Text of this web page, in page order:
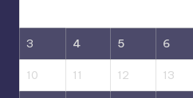
3 4 5 6
10 11 12 13